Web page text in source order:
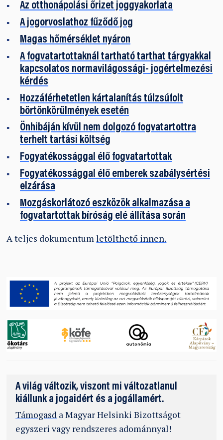
Az otthonápolási őrizet joggyakorlata
A jogorvoslathoz fűződő jog
Magas hőmérséklet nyáron
A fogvatartottaknál tartható tarthat tárgyakkal
kapcsolatos normavilágossági- jogértelmezési
kérdés
Hozzáférhetetlen kártalanítás túlzsúfolt
börtönkörülmények esetén
Önhibáján kívül nem dolgozó fogvatartottra
terhelt tartási költség
Fogyatékossággal élő fogvatartottak
Fogyatékossággal élő emberek szabálysértési
elzárása
Mozgáskorlátozó eszközök alkalmazása a
fogvatartottak bíróság elé állítása során
A teljes dokumentumletölthető innen.
A világ változik, viszont mi változatlanul
kiállunk a jogaidért és a jogállamért.
Támogasd a Magyar Helsinki Bizottságot
egyszeri vagy rendszeres adománnyal!